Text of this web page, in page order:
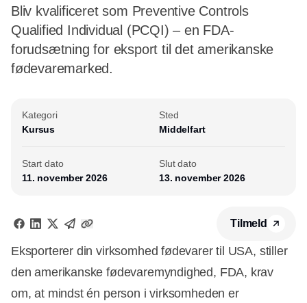
Bliv kvalificeret som Preventive Controls
Qualified Individual (PCQI) – en FDA-
forudsætning for eksport til det amerikanske
fødevaremarked.
Kategori
Kursus
Sted
Middelfart
Start dato
11. november 2026
Slut dato
13. november 2026
Tilmeld
Eksporterer din virksomhed fødevarer til USA, stiller
den amerikanske fødevaremyndighed, FDA, krav
om, at mindst én person i virksomheden er